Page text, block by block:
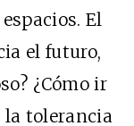
El
el futuro,
¿Cómo ir
la tolerancia